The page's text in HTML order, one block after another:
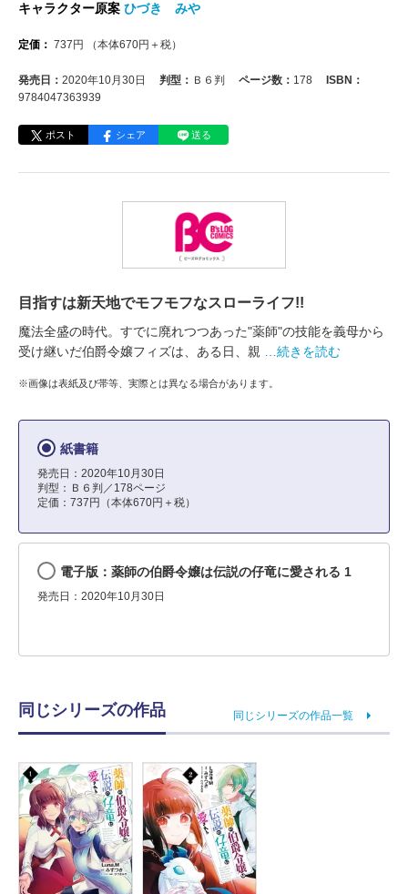
キャラクター原案 ひづき みや
定価： 737 円 （本体670円＋税）
発売日： 2020年10月30日 判型： Ｂ６判 ページ数： 178
ISBN：
9784047363939
ポスト シェア 送る
目指すは新天地でモフモフなスローライフ!!
魔法全盛の時代。すでに廃れつつあった"薬師"の技能を義母から
受け継いだ伯爵令嬢フィズは、ある日、親
…続きを読む
※画像は表紙及び帯等、実際とは異なる場合があります。
紙書籍
発売日：2020年10月30日
判型：Ｂ６判／178ページ
定価：737円（本体670円＋税）
電子版：薬師の伯爵令嬢は伝説の仔竜に愛される 1
発売日：2020年10月30日
同じシリーズの作品 同じシリーズの作品一覧